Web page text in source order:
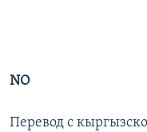
NO
Перевод с